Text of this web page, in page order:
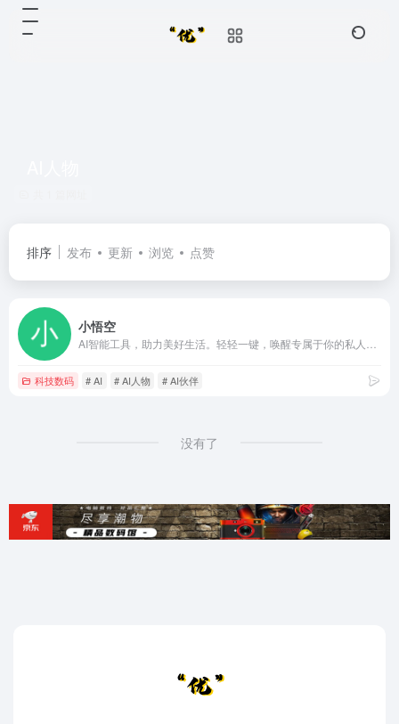
排序 发布 更新 浏览 点赞
小悟空
科技数码 # AI # AI人物 # AI伙伴
没有了